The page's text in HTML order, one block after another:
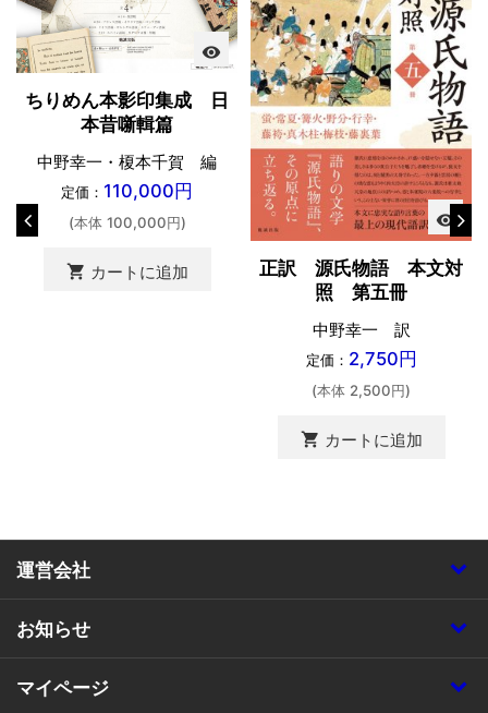
visibility
ちりめん本影印集成 日
本昔噺輯篇
中野幸一・榎本千賀 編
定価： 110,000円
(本体 100,000円)
shopping_cart カートに追加
visibility
正訳 源氏物語 本文対
照 第五冊
中野幸一 訳
定価： 2,750円
(本体 2,500円)
shopping_cart カートに追加
運営会社
お知らせ
マイページ